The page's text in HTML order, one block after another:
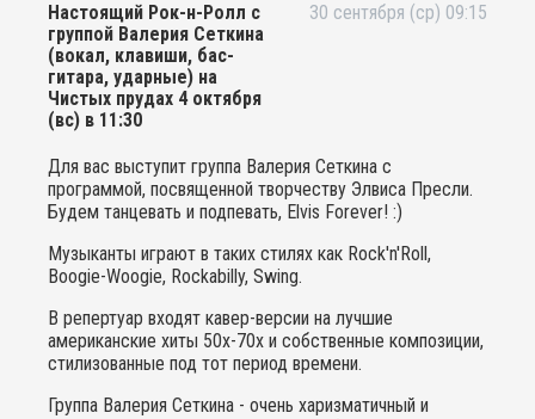
Настоящий Рок-н-Ролл с
группой Валерия Сеткина
(вокал, клавиши, бас-
гитара, ударные) на
Чистых прудах 4 октября
(вс) в 11:30
30 сентября (ср) 09:15
Для вас выступит группа Валерия Сеткина с
программой, посвященной творчеству Элвиса Пресли.
Будем танцевать и подпевать, Elvis Forever! :)
Музыканты играют в таких стилях как Rock'n'Roll,
Boogie-Woogie, Rockabilly, Swing.
В репертуар входят кавер-версии на лучшие
американские хиты 50х-70х и собственные композиции,
стилизованные под тот период времени.
Группа Валерия Сеткина - очень харизматичный и